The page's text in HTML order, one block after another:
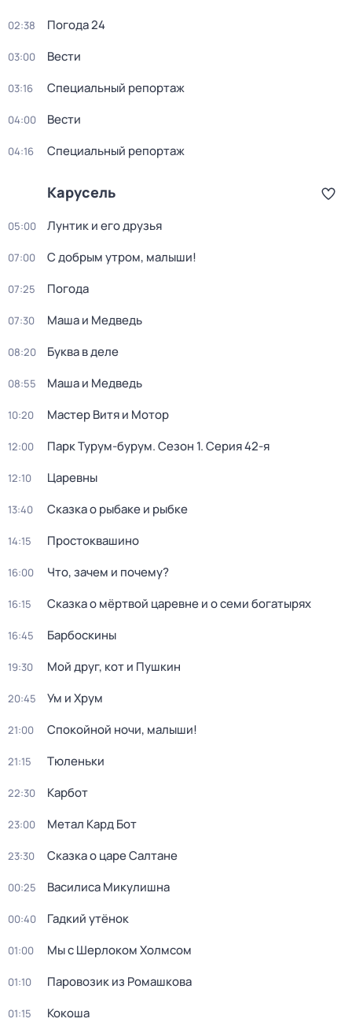
02:38 Погода 24
03:00 Вести
03:16 Специальный репортаж
04:00 Вести
04:16 Специальный репортаж
Карусель
05:00 Лунтик и его друзья
07:00 С добрым утром, малыши!
07:25 Погода
07:30 Маша и Медведь
08:20 Буква в деле
08:55 Маша и Медведь
10:20 Мастер Витя и Мотор
12:00 Парк Турум-бурум. Сезон 1. Серия 42-я
12:10 Царевны
13:40 Сказка о рыбаке и рыбке
14:15 Простоквашино
16:00 Что, зачем и почему?
16:15 Сказка о мёртвой царевне и о семи богатырях
16:45 Барбоскины
19:30 Мой друг, кот и Пушкин
20:45 Ум и Хрум
21:00 Спокойной ночи, малыши!
21:15 Тюленьки
22:30 Карбот
23:00 Метал Кард Бот
23:30 Сказка о царе Салтане
00:25 Василиса Микулишна
00:40 Гадкий утёнок
01:00 Мы с Шерлоком Холмсом
01:10 Паровозик из Ромашкова
01:15 Кокоша